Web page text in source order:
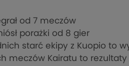
od 7 meczów
porażki od 8 gier
starć ekipy z Kuopio to
meczów Kairatu to